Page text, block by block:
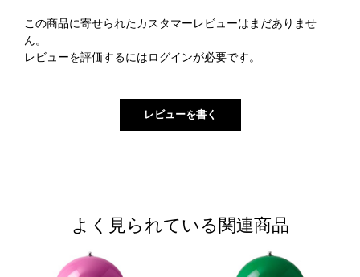
この商品に寄せられたカスタマーレビューはまだありませ
ん。
レビューを評価するには ログインが必要です。
よく見られている関連商品